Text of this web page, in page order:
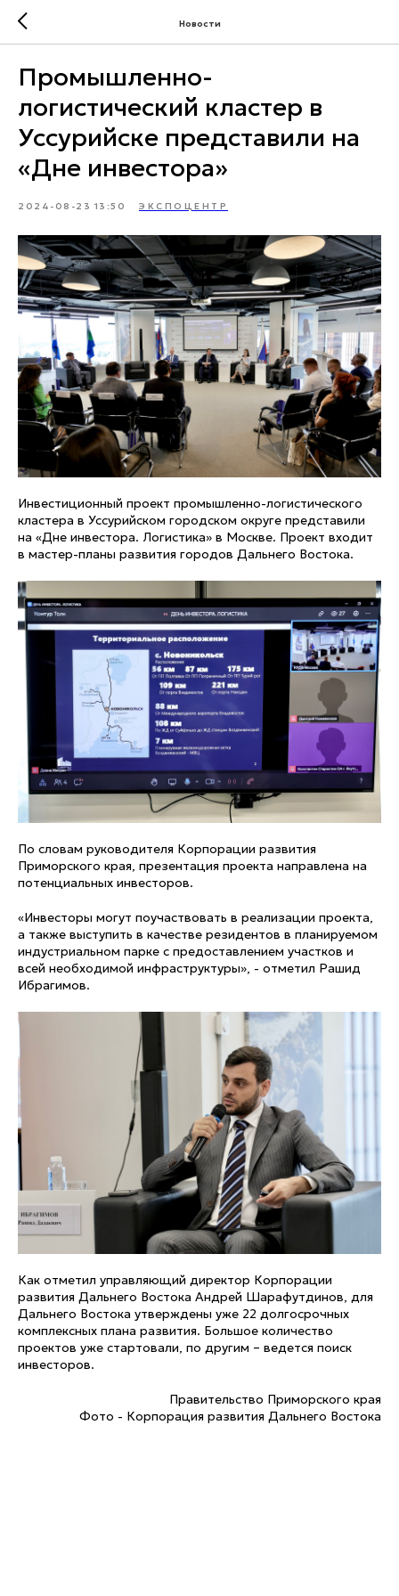
Новости
Промышленно-
логистический кластер в
Уссурийске представили на
«Дне инвестора»
2024-08-23 13:50 ЭКСПОЦЕНТР
Инвестиционный проект промышленно-логистического
кластера в Уссурийском городском округе представили
на «Дне инвестора. Логистика» в Москве. Проект входит
в мастер-планы развития городов Дальнего Востока.
По словам руководителя Корпорации развития
Приморского края, презентация проекта направлена на
потенциальных инвесторов.
«Инвесторы могут поучаствовать в реализации проекта,
а также выступить в качестве резидентов в планируемом
индустриальном парке с предоставлением участков и
всей необходимой инфраструктуры», - отметил Рашид
Ибрагимов.
Как отметил управляющий директор Корпорации
развития Дальнего Востока Андрей Шарафутдинов, для
Дальнего Востока утверждены уже 22 долгосрочных
комплексных плана развития. Большое количество
проектов уже стартовали, по другим – ведется поиск
инвесторов.
Правительство Приморского края
Фото - Корпорация развития Дальнего Востока